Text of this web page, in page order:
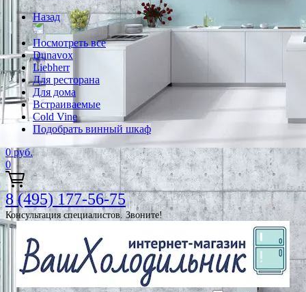
Назад
Посмотреть все
Dunavox
Liebherr
Для ресторана
Для дома
Встраиваемые
Cold Vine
Подобрать винный шкаф
0 руб.
0
8 (495) 177-56-75
Консультация специалистов. Звоните!